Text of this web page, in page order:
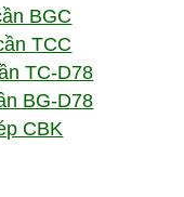
BGC
TCC
TC-D78
BG-D78
CBK